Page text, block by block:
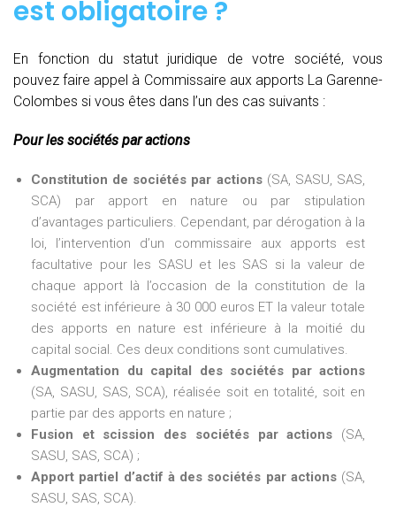
est obligatoire ?
En fonction du statut juridique de votre société, vous
pouvez faire appel à Commissaire aux apports La Garenne-
Colombes si vous êtes dans l’un des cas suivants :
Pour les sociétés par actions
Constitution de sociétés par actions(SA, SASU, SAS,
SCA) par apport en nature ou par stipulation
d’avantages particuliers. Cependant, par dérogation à la
loi, l’intervention d’un commissaire aux apports est
facultative pour les SASU et les SAS si la valeur de
chaque apport là l’occasion de la constitution de la
société est inférieure à 30 000 euros ET la valeur totale
des apports en nature est inférieure à la moitié du
capital social. Ces deux conditions sont cumulatives.
Augmentation du capital des sociétés par actions
(SA, SASU, SAS, SCA), réalisée soit en totalité, soit en
partie par des apports en nature ;
Fusion et scission des sociétés par actions (SA,
SASU, SAS, SCA) ;
Apport partiel d’actif à des sociétés par actions(SA,
SASU, SAS, SCA).